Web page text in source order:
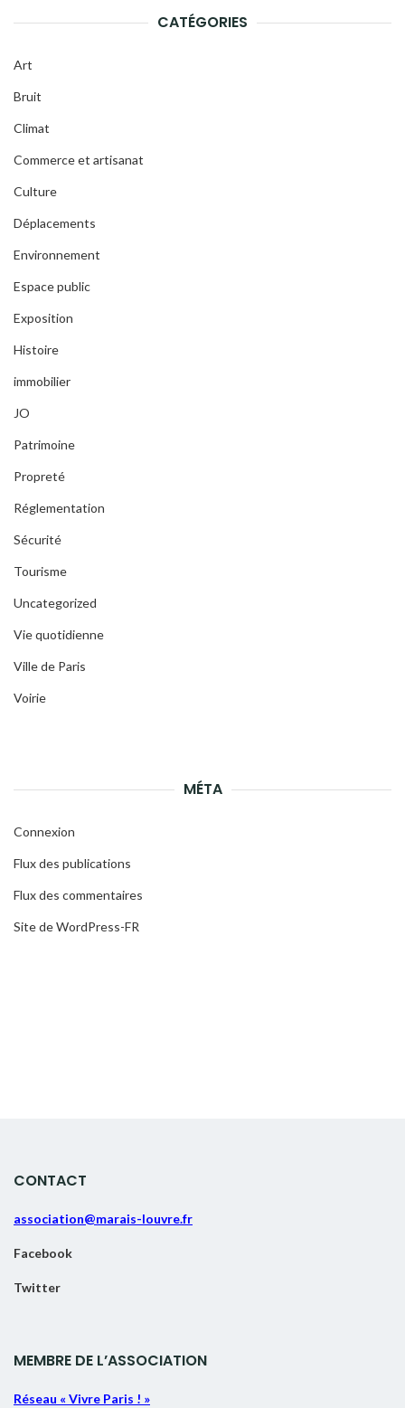
CATÉGORIES
Art
Bruit
Climat
Commerce et artisanat
Culture
Déplacements
Environnement
Espace public
Exposition
Histoire
immobilier
JO
Patrimoine
Propreté
Réglementation
Sécurité
Tourisme
Uncategorized
Vie quotidienne
Ville de Paris
Voirie
MÉTA
Connexion
Flux des publications
Flux des commentaires
Site de WordPress-FR
CONTACT
association@marais-louvre.fr
Facebook
Twitter
MEMBRE DE L’ASSOCIATION
Réseau « Vivre Paris ! »